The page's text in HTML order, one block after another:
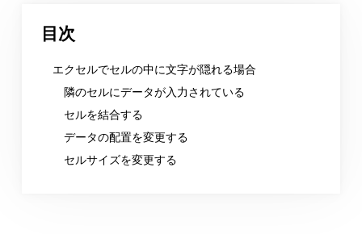
目次
エクセルでセルの中に文字が隠れる場合
隣のセルにデータが入力されている
セルを結合する
データの配置を変更する
セルサイズを変更する